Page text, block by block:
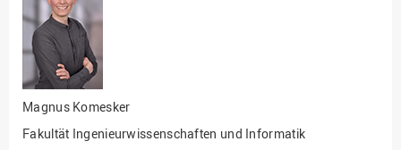
Fakultät
Ingenieurwissenschaften
und Informatik
Fakultät Management,
Kultur und Technik
Fakultät Wirtschafts- und
Sozialwissenschaften
Magnus Komesker
Fakultät Ingenieurwissenschaften und Informatik